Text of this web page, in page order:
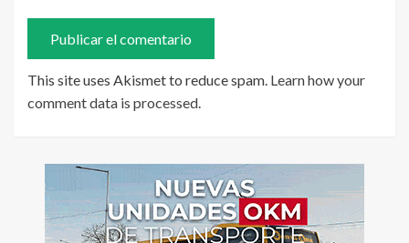
This site uses Akismet to reduce spam. Learn how your
comment data is processed.